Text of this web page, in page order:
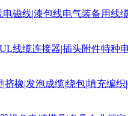
电磁线|漆包线电气装备用线
UL线缆连接器|插头附件特种
|挤橡|发泡成缆|绕包|填充编织